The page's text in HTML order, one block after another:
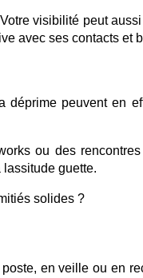
visibilité peut
avec ses contacts et
peuvent en
ou des
lassitude guette.
solides ?
en veille ou en